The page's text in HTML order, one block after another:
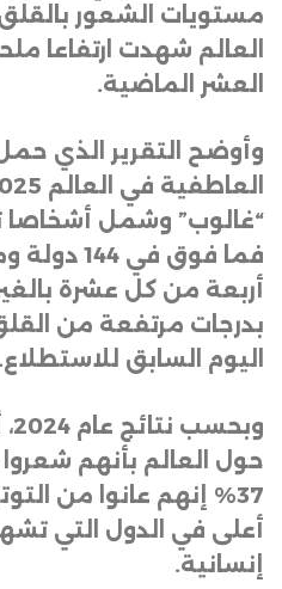
مستويات الشعور
العالم شهدت ارتفاعا
العشر الماضية.
وأوضح التقرير الذي
فما فوق في
أربعة من كل عشرة
بدرجات مرتفعة من
اليوم السابق للاستطلاع.
حول العالم بأنهم شعروا
37% إنهم عانوا من
أعلى في الدول التي
إنسانية.